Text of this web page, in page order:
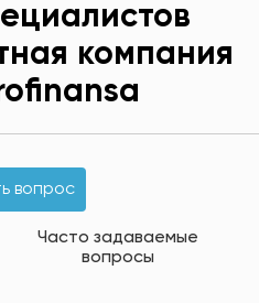
компания
вопрос
Часто задаваемые
вопросы